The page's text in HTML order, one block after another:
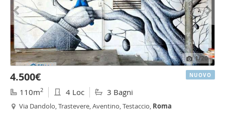
1/20
4.500€
110m2 4 Loc 3 Bagni
Via Dandolo, Trastevere, Aventino, Testaccio, Roma
NUOVO